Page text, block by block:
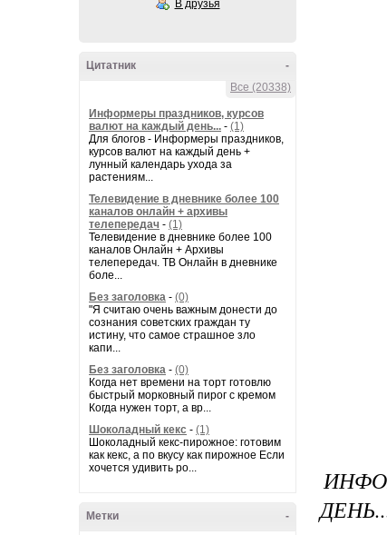
В друзья
-
Цитатник
Все (20338)
Информеры праздников, курсов
валют на каждый день... - (1)
Для блогов - Информеры праздников,
курсов валют на каждый день +
лунный календарь ухода за
растениям...
Телевидение в дневнике более 100
каналов онлайн + архивы
телепередач - (1)
Телевидение в дневнике более 100
каналов Онлайн + Архивы
телепередач. ТВ Онлайн в дневнике
боле...
Без заголовка - (0)
"Я считаю очень важным донести до
сознания советских граждан ту
истину, что самое страшное зло
капи...
Без заголовка - (0)
Когда нет времени на торт готовлю
быстрый морковный пирог с кремом
Когда нужен торт, а вр...
Шоколадный кекс - (1)
Шоколадный кекс-пирожное: готовим
как кекс, а по вкусу как пирожное Если
хочется удивить ро...
-
Метки